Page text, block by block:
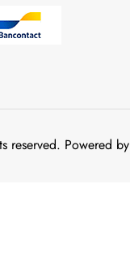
reserved. Powered by